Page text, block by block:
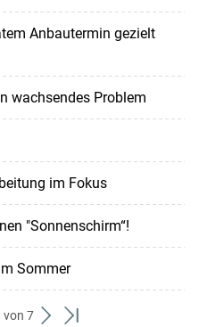
Anbautermin gezielt
wachsendes Problem
im Fokus
"Sonnenschirm“!
Sommer
von 7